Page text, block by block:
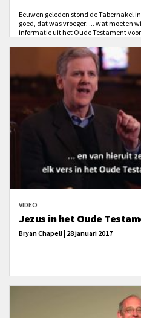
Eeuwen geleden stond de Tabernakel
goed, dat was vroeger; ... wat moeten
informatie uit het Oude Testament
VIDEO
Jezus in het Oude
Bryan Chapell | 28 januari 2017